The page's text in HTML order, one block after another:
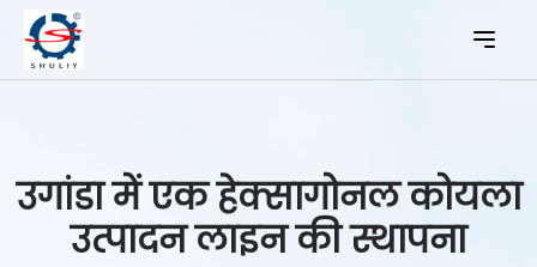
उगांडा में एक हेक्सागोनल कोयला
उत्पादन लाइन की स्थापना